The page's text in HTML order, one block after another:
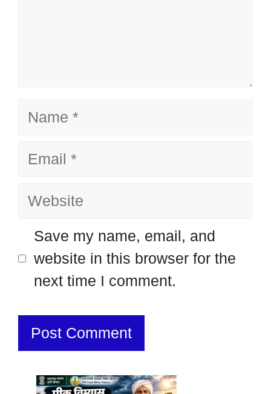
Name
Email
Website
Save my name, email, and
website in this browser for the
next time I comment.